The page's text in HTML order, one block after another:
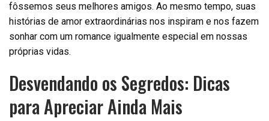
fôssemos seus melhores amigos. Ao mesmo tempo, suas
histórias de amor extraordinárias nos inspiram e nos fazem
sonhar com um romance igualmente especial em nossas
próprias vidas.
Desvendando os Segredos: Dicas
para Apreciar Ainda Mais